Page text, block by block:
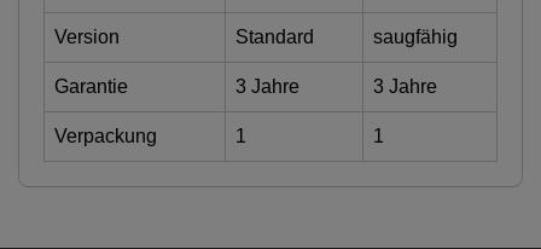
Version Standard saugfähig
Garantie 3 Jahre 3 Jahre
Verpackung 1 1